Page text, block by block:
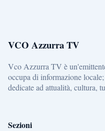
VCO Azzurra TV
Vco Azzurra TV è
occupa di informazione
dedicate ad attualità, cultura,
Sezioni